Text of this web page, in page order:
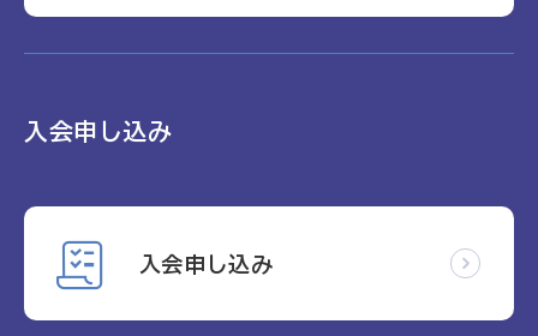
入会申し込み
入会申し込み